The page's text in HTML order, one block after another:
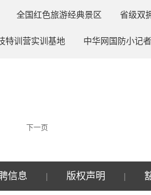
全国红色旅游经典景区 省级双
特训营实训基地 中华网国防小记
下一页
信息 | 版权声明 |